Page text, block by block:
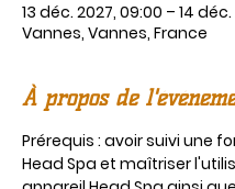
13 déc. 2027, 09:00 – 14 déc.
Vannes, Vannes, France
À propos de
Prérequis : avoir suivi une
Head Spa et maîtriser